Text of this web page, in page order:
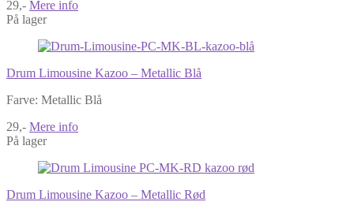
29,- Mere info
På lager
Drum Limousine Kazoo – Metallic Blå
Farve: Metallic Blå
29,- Mere info
På lager
Drum Limousine Kazoo – Metallic Rød